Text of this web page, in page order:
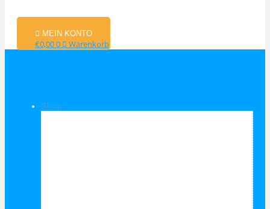
MEIN KONTO
€0,000 Warenkorb
Shop